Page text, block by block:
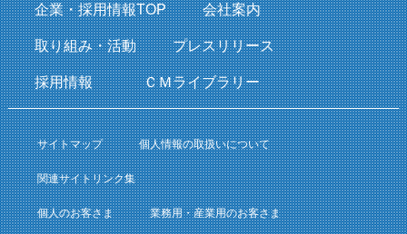
企業・採用情報TOP 会社案内
取り組み・活動 プレスリリース
採用情報 ＣＭライブラリー
サイトマップ 個人情報の取扱いについて
関連サイトリンク集
個人のお客さま 業務用・産業用のお客さま